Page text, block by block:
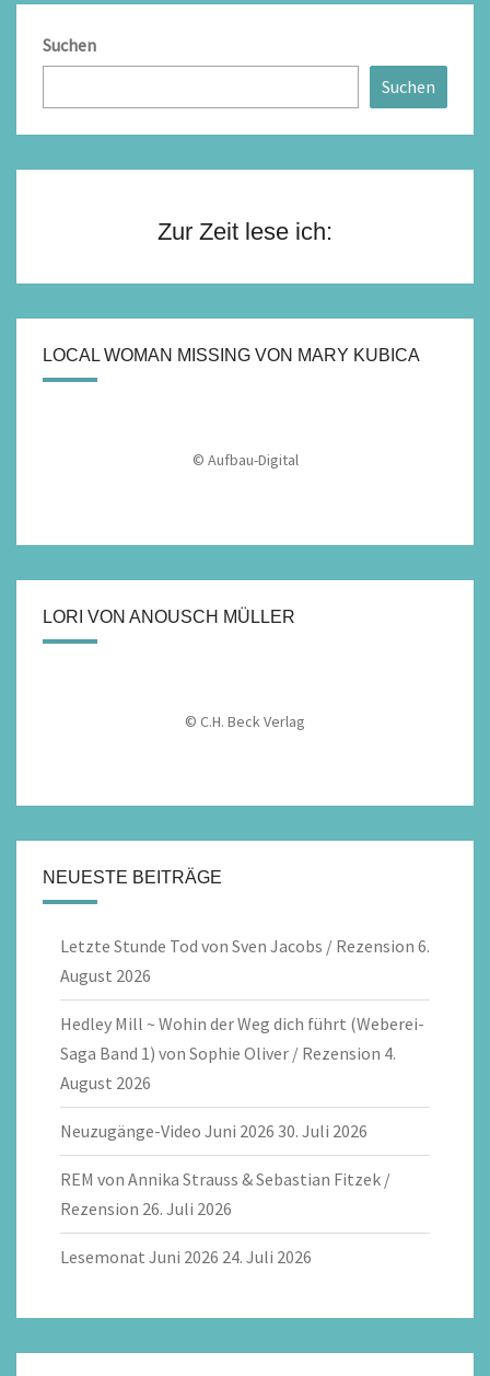
Suchen
Suchen
Zur Zeit lese ich:
LOCAL WOMAN MISSING VON MARY KUBICA
© Aufbau-Digital
LORI VON ANOUSCH MÜLLER
© C.H. Beck Verlag
NEUESTE BEITRÄGE
Letzte Stunde Tod von Sven Jacobs / Rezension 6.
August 2026
Hedley Mill ~ Wohin der Weg dich führt (Weberei-
Saga Band 1) von Sophie Oliver / Rezension 4.
August 2026
Neuzugänge-Video Juni 2026 30. Juli 2026
REM von Annika Strauss & Sebastian Fitzek /
Rezension 26. Juli 2026
Lesemonat Juni 2026 24. Juli 2026